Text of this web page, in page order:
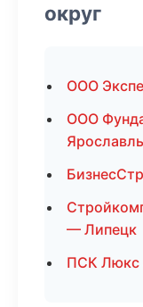
округ
ООО
ООО
Ярославль
— Липецк
ПСК Люкс